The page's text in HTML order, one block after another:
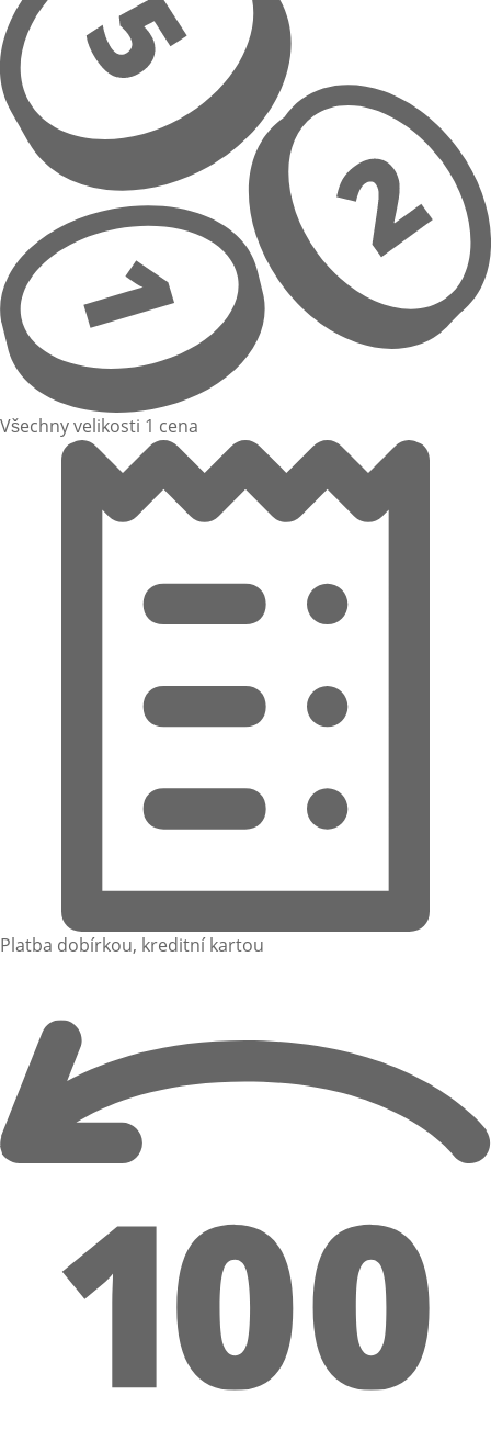
Všechny velikosti 1 cena
Platba dobírkou, kreditní kartou